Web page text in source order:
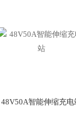
48V50A智能伸缩充电